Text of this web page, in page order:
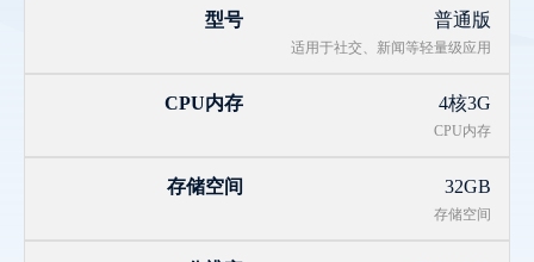
普通版
适用于社交、新闻等轻量级应用
4核3G
CPU内存
32GB
存储空间